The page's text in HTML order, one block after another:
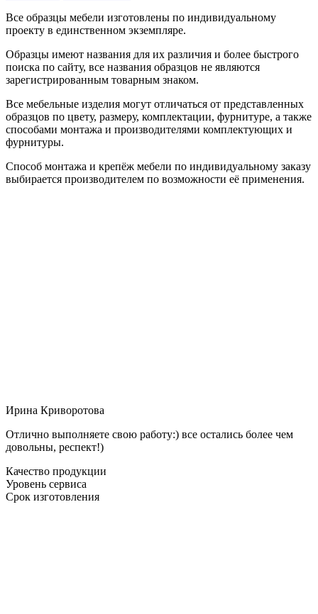
Все образцы мебели изготовлены по индивидуальному
проекту в единственном экземпляре.
Образцы имеют названия для их различия и более быстрого
поиска по сайту, все названия образцов не являются
зарегистрированным товарным знаком.
Все мебельные изделия могут отличаться от представленных
образцов по цвету, размеру, комплектации, фурнитуре, а также
способами монтажа и производителями комплектующих и
фурнитуры.
Способ монтажа и крепёж мебели по индивидуальному заказу
выбирается производителем по возможности её применения.
Ирина Криворотова
Отлично выполняете свою работу:) все остались более чем
довольны, респект!)
Качество продукции
Уровень сервиса
Срок изготовления